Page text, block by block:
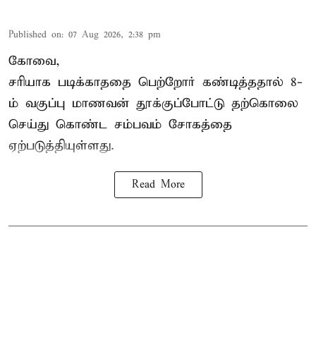
Published on: 07 Aug 2026, 2:38 pm
கோவை,
சரியாக படிக்காததை பெற்றோர் கண்டித்ததால் 8-
ம் வகுப்பு மாணவன் தூக்குப்போட்டு தற்கொலை
செய்து கொண்ட சம்பவம் சோகத்தை
ஏற்படுத்தியுள்ளது.
Read More